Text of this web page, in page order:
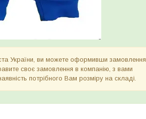
України, ви можете оформивши замовлення
своє замовлення в компанію, з вами
потрібного Вам розміру на складі.